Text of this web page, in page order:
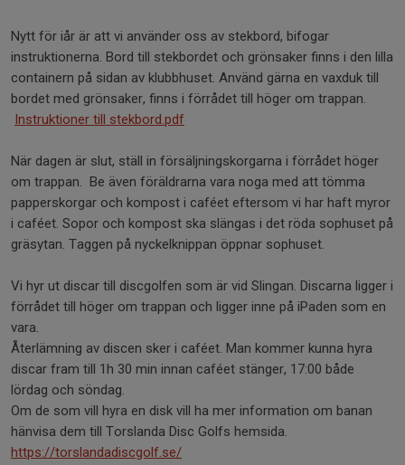
Nytt för iår är att vi använder oss av stekbord, bifogar
instruktionerna. Bord till stekbordet och grönsaker finns i den lilla
containern på sidan av klubbhuset. Använd gärna en vaxduk till
bordet med grönsaker, finns i förrådet till höger om trappan.
Instruktioner till stekbord.pdf
När dagen är slut, ställ in försäljningskorgarna i förrådet höger
om trappan. Be även föräldrarna vara noga med att tömma
papperskorgar och kompost i caféet eftersom vi har haft myror
i caféet. Sopor och kompost ska slängas i det röda sophuset på
gräsytan. Taggen på nyckelknippan öppnar sophuset.
Vi hyr ut discar till discgolfen som är vid Slingan. Discarna ligger i
förrådet till höger om trappan och ligger inne på iPaden som en
vara.
Återlämning av discen sker i caféet. Man kommer kunna hyra
discar fram till 1h 30 min innan caféet stänger, 17:00 både
lördag och söndag.
Om de som vill hyra en disk vill ha mer information om banan
hänvisa dem till Torslanda Disc Golfs hemsida.
https://torslandadiscgolf.se/